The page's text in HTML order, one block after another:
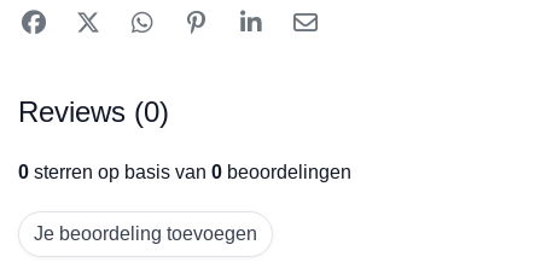
Reviews (0)
0 sterren op basis van 0 beoordelingen
Je beoordeling toevoegen